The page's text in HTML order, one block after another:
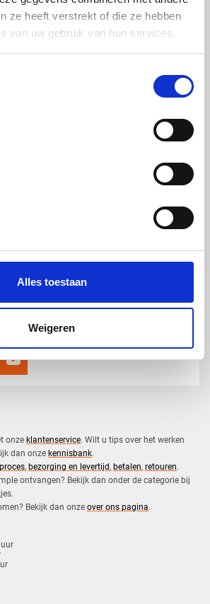
ze heeft verstrekt of die ze hebben
van uw gebruik van hun services.
Alles toestaan
Weigeren
Technische kunststoffen
onze klantenservice. Wilt u tips over het werken
dan onze kennisbank.
, bezorging en levertijd, betalen, retouren.​
ontvangen? Bekijk dan onder de categorie bij
Bekijk dan onze over ons pagina.